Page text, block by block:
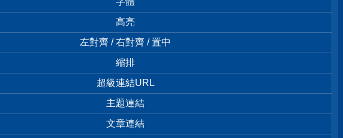
高亮
左對齊 / 右對齊 / 置中
縮排
超級連結URL
主題連結
文章連結